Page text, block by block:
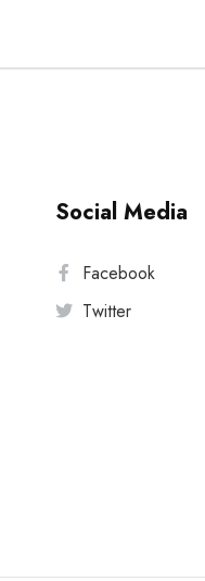
Social Media
Facebook
Twitter